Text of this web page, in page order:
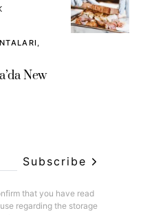
New
Subscribe
that you have read
regarding the storage